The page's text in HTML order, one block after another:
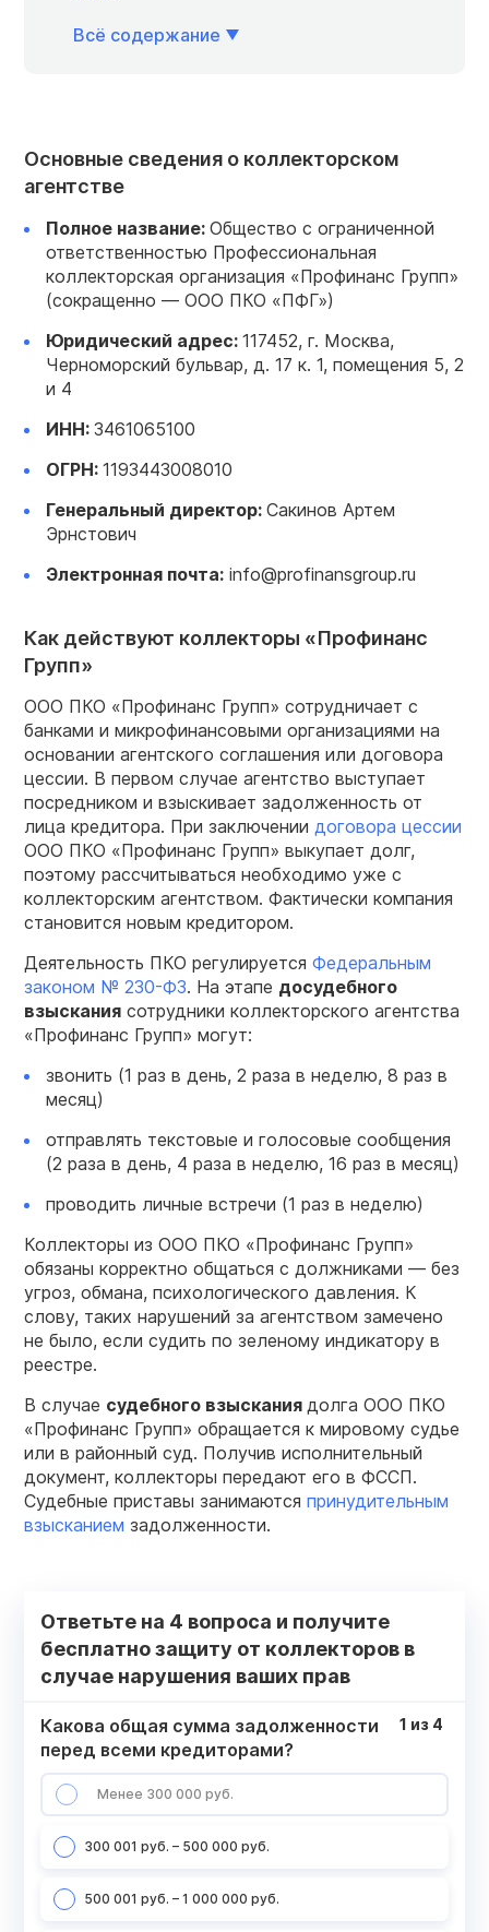
Всё содержание
Основные сведения о коллекторском
агентстве
Полное название: Общество с ограниченной
ответственностью Профессиональная
коллекторская организация «Профинанс Групп»
(сокращенно — ООО ПКО «ПФГ»)
Юридический адрес: 117452, г. Москва,
Черноморский бульвар, д. 17 к. 1, помещения 5, 2
и 4
ИНН: 3461065100
ОГРН: 1193443008010
Генеральный директор: Сакинов Артем
Эрнстович
Электронная почта: info@profinansgroup.ru
Как действуют коллекторы «Профинанс
Групп»
ООО ПКО «Профинанс Групп» сотрудничает с
банками и микрофинансовыми организациями на
основании агентского соглашения или договора
цессии. В первом случае агентство выступает
посредником и взыскивает задолженность от
лица кредитора. При заключении договора цессии
ООО ПКО «Профинанс Групп» выкупает долг,
поэтому рассчитываться необходимо уже с
коллекторским агентством. Фактически компания
становится новым кредитором.
Деятельность ПКО регулируется Федеральным
законом № 230-ФЗ. На этапе досудебного
взыскания сотрудники коллекторского агентства
«Профинанс Групп» могут:
звонить (1 раз в день, 2 раза в неделю, 8 раз в
месяц)
отправлять текстовые и голосовые сообщения
(2 раза в день, 4 раза в неделю, 16 раз в месяц)
проводить личные встречи (1 раз в неделю)
Коллекторы из ООО ПКО «Профинанс Групп»
обязаны корректно общаться с должниками — без
угроз, обмана, психологического давления. К
слову, таких нарушений за агентством замечено
не было, если судить по зеленому индикатору в
реестре.
В случае судебного взыскания долга ООО ПКО
«Профинанс Групп» обращается к мировому судье
или в районный суд. Получив исполнительный
документ, коллекторы передают его в ФССП.
Судебные приставы занимаются принудительным
взысканием задолженности.
Ответьте на 4 вопроса и получите
бесплатно защиту от коллекторов в
случае нарушения ваших прав
Какова общая сумма задолженности
перед всеми кредиторами?
Менее 300 000 руб.
300 001 руб. – 500 000 руб.
500 001 руб. – 1 000 000 руб.
1 из 4